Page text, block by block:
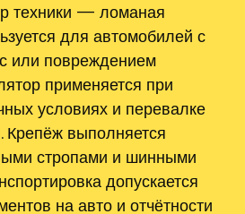
техники — ломаная
для автомобилей с
или повреждением
применяется при
условиях и перевалке
Крепёж выполняется
стропами и шинными
допускается
на авто и отчётности